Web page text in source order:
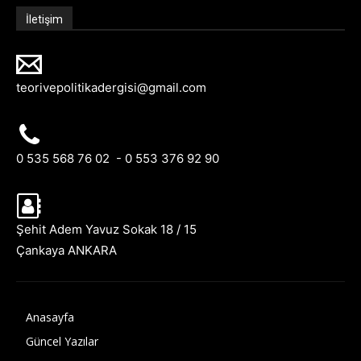
İletişim
teorivepolitikadergisi@gmail.com
0 535 568 76 02 - 0 553 376 92 90
Şehit Adem Yavuz Sokak 18 / 15
Çankaya ANKARA
Anasayfa
Güncel Yazılar